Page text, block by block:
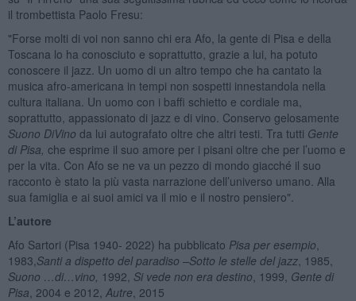
il trombettista Paolo Fresu:
"Forse molti di voi non sanno chi era Afo, la gente di Pisa e della
Toscana lo ha conosciuto e soprattutto, grazie a lui, ha potuto
conoscere il jazz. Un uomo di un altro tempo che ha cantato la
musica afro-americana in tempi non sospetti innestandola nella
cultura italiana. Un uomo con i baffi schietto e cordiale ma,
soprattutto, appassionato di jazz e di vino. Conservo gelosamente
Suono DiVino da lui autografato oltre che altri testi. Tra tutti Gente
di Pisa, che esprime il suo amore per i pisani oltre che per l’uomo e
per la vita. Con Afo se ne va un pezzo di mondo giacché il suo
racconto è stato la più vasta narrazione dell’universo umano. Alla
sua famiglia e ai suoi amici va il mio e il nostro pensiero".
L’autore
Afo Sartori (Pisa 1940- 2022) ha pubblicato Pisa per esempio
1983, Santi a dispetto del paradiso –Sotto le stelle del jazz, 1985,
Suono …di…vino, 1992, Si vede non era destino , 1999, Gente di
Pisa , 2004 e 2012, Autre , 2015